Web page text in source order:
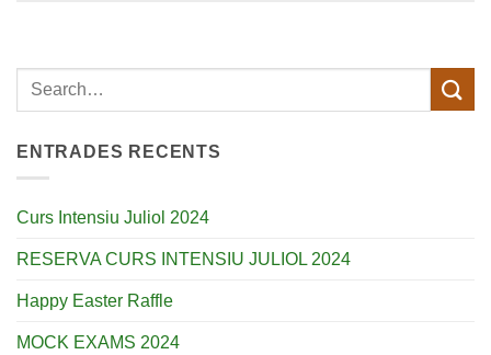
ENTRADES RECENTS
Curs Intensiu Juliol 2024
RESERVA CURS INTENSIU JULIOL 2024
Happy Easter Raffle
MOCK EXAMS 2024